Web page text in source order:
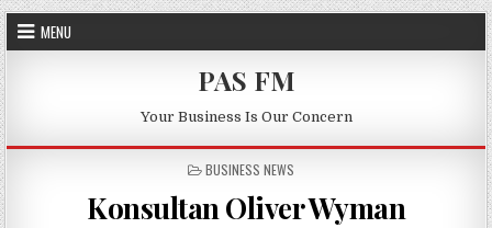
Skip to content
MENU
PAS FM
Your Business Is Our Concern
POSTED IN
BUSINESS NEWS
Konsultan Oliver Wyman